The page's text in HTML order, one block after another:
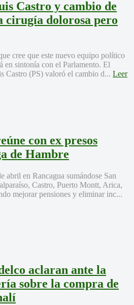
Castro y cambio de
cirugía dolorosa pero
cree que este nuevo equipo político
en sintonía con el Parlamento. El
Castro (PS) valoró el cambio d... Leer
con ex presos
de Hambre
abril en Rancagua sumándose San
Castro, Puerto Montt, Arica,
mejorar pensiones y eliminar inc...
aclaran ante la
sobre la compra de